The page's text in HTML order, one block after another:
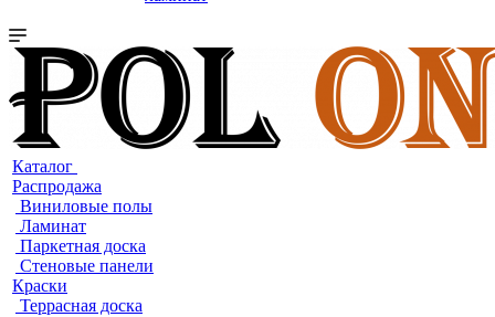
Каталог
Распродажа
Виниловые полы
Ламинат
Паркетная доска
Стеновые панели
Краски
Террасная доска